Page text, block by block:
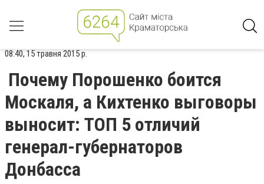
08:40, 15 травня 2015 р.
Почему Порошенко боится
Москаля, а Кихтенко выговоры
выносит: ТОП 5 отличий
генерал-губернаторов
Донбасса